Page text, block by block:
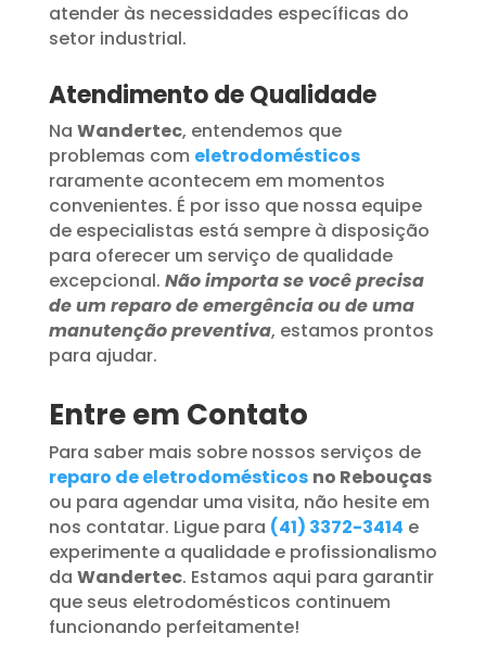
atender às necessidades específicas do
setor industrial.
Atendimento de Qualidade
Na Wandertec, entendemos que
problemas com eletrodomésticos
raramente acontecem em momentos
convenientes. É por isso que nossa equipe
de especialistas está sempre à disposição
para oferecer um serviço de qualidade
excepcional. Não importa se você precisa
de um reparo de emergência ou de uma
manutenção preventiva, estamos prontos
para ajudar.
Entre em Contato
Para saber mais sobre nossos serviços de
reparo de eletrodomésticos no Rebouças
ou para agendar uma visita, não hesite em
nos contatar. Ligue para (41) 3372-3414 e
experimente a qualidade e profissionalismo
da Wandertec. Estamos aqui para garantir
que seus eletrodomésticos continuem
funcionando perfeitamente!